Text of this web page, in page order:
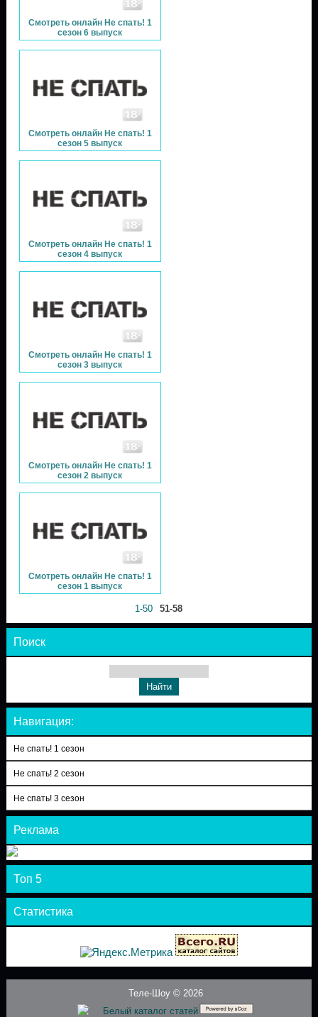
Смотреть онлайн Не спать! 1
сезон 6 выпуск
Смотреть онлайн Не спать! 1
сезон 5 выпуск
Смотреть онлайн Не спать! 1
сезон 4 выпуск
Смотреть онлайн Не спать! 1
сезон 3 выпуск
Смотреть онлайн Не спать! 1
сезон 2 выпуск
Смотреть онлайн Не спать! 1
сезон 1 выпуск
1-50 51-58
Поиск
Навигация:
Не спать! 1 сезон
Не спать! 2 сезон
Не спать! 3 сезон
Реклама
Топ 5
Статистика
Теле-Шоу © 2026